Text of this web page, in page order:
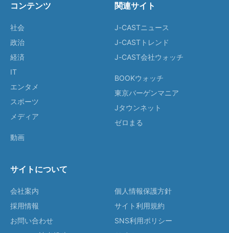
コンテンツ
社会
政治
経済
IT
エンタメ
スポーツ
メディア
動画
関連サイト
J-CASTニュース
J-CASTトレンド
J-CAST会社ウォッチ
BOOKウォッチ
東京バーゲンマニア
Jタウンネット
ゼロまる
サイトについて
会社案内
採用情報
お問い合わせ
個人情報保護方針
サイト利用規約
SNS利用ポリシー